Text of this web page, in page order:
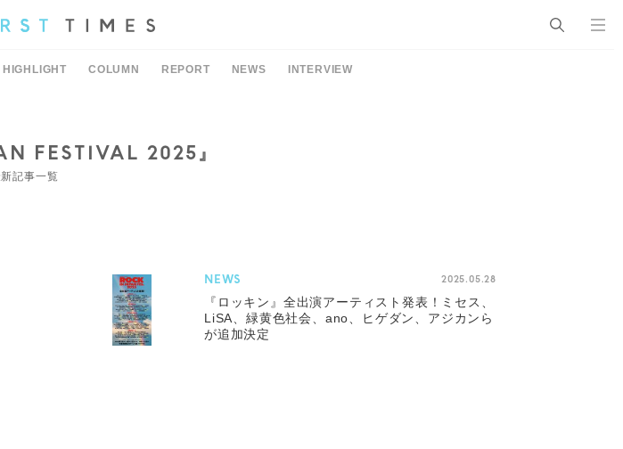
HIGHLIGHT COLUMN REPORT NEWS INTERVIEW
FESTIVAL 2025』
記事一覧
NEWS 2025.05.28
『ロッキン』全出演アーティスト発表！ミセス、
LiSA、緑黄色社会、ano、ヒゲダン、アジカンら
が追加決定